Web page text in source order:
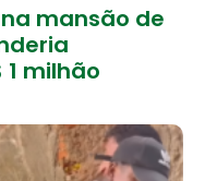
mansão de
milhão